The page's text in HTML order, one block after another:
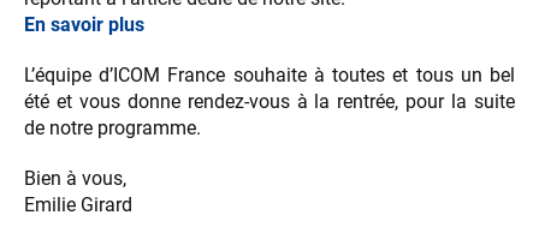
En savoir plus
L’équipe d’ICOM France souhaite à toutes et tous un bel
été et vous donne rendez-vous à la rentrée, pour la suite
de notre programme.
Bien à vous,
Emilie Girard